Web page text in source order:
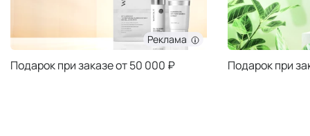
Реклама
Подарок при заказе от 50 000 ₽ Подарок при